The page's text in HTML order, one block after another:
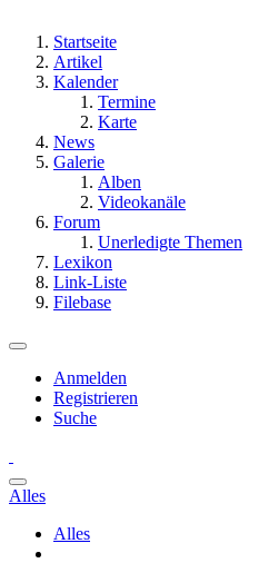
Startseite
Artikel
Kalender
Termine
Karte
News
Galerie
Alben
Videokanäle
Forum
Unerledigte Themen
Lexikon
Link-Liste
Filebase
Anmelden
Registrieren
Suche
Alles
Alles